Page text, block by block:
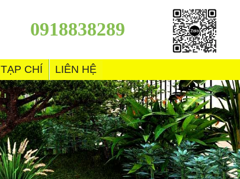
0918838289
TẠP CHÍ LIÊN HỆ